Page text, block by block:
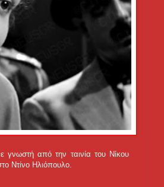
από την ταινία του Νίκου
Ντίνο Ηλιόπουλο.